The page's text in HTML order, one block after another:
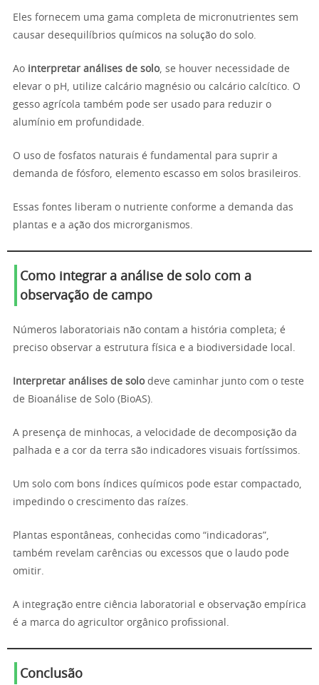
Eles fornecem uma gama completa de micronutrientes sem
causar desequilíbrios químicos na solução do solo.
Ao interpretar análises de solo, se houver necessidade de
elevar o pH, utilize calcário magnésio ou calcário calcítico. O
gesso agrícola também pode ser usado para reduzir o
alumínio em profundidade.
O uso de fosfatos naturais é fundamental para suprir a
demanda de fósforo, elemento escasso em solos brasileiros.
Essas fontes liberam o nutriente conforme a demanda das
plantas e a ação dos microrganismos.
Como integrar a análise de solo com a
observação de campo
Números laboratoriais não contam a história completa; é
preciso observar a estrutura física e a biodiversidade local.
Interpretar análises de solodeve caminhar junto com o teste
de Bioanálise de Solo (BioAS).
A presença de minhocas, a velocidade de decomposição da
palhada e a cor da terra são indicadores visuais fortíssimos.
Um solo com bons índices químicos pode estar compactado,
impedindo o crescimento das raízes.
Plantas espontâneas, conhecidas como “indicadoras”,
também revelam carências ou excessos que o laudo pode
omitir.
A integração entre ciência laboratorial e observação empírica
é a marca do agricultor orgânico profissional.
Conclusão